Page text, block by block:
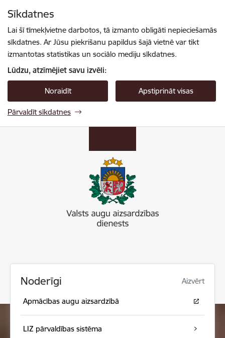
Sīkdatnes
Lai šī tīmekļvietne darbotos, tā izmanto obligāti nepieciešamās
sīkdatnes. Ar Jūsu piekrišanu papildus šajā vietnē var tikt
izmantotas statistikas un sociālo mediju sīkdatnes.
Lūdzu, atzīmējiet savu izvēli:
Noraidīt Apstiprināt visas
Pārvaldīt sīkdatnes
Noderīgi Aizvērt
Apmācības augu aizsardzībā
LIZ pārvaldības sistēma